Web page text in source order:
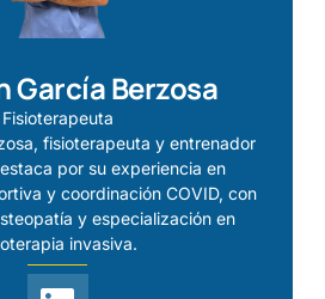
García Berzosa
Fisioterapeuta
fisioterapeuta y entrenador
por su experiencia en
y coordinación COVID, con
y especialización en
invasiva.